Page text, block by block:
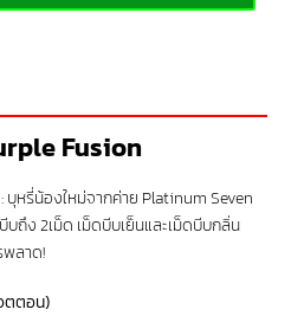
Fusion
หรี่น้องใหม่จากค่าย Platinum Seven
บถึง 2เม็ด เม็ดบีบเย็นและเม็ดบีบกลิ่น
พลาด!
ตตอน)